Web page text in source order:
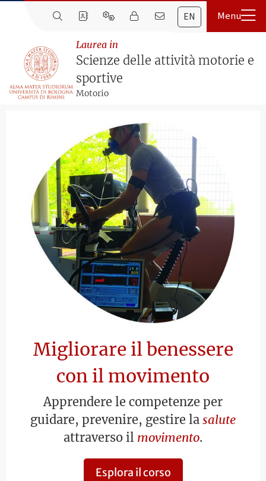
EN
Laurea in
Scienze delle attività motorie e
sportive
Motorio
Migliorare il benessere
con il movimento
Apprendere le competenze per
guidare, prevenire, gestire la salute
attraverso il movimento.
Esplora il corso